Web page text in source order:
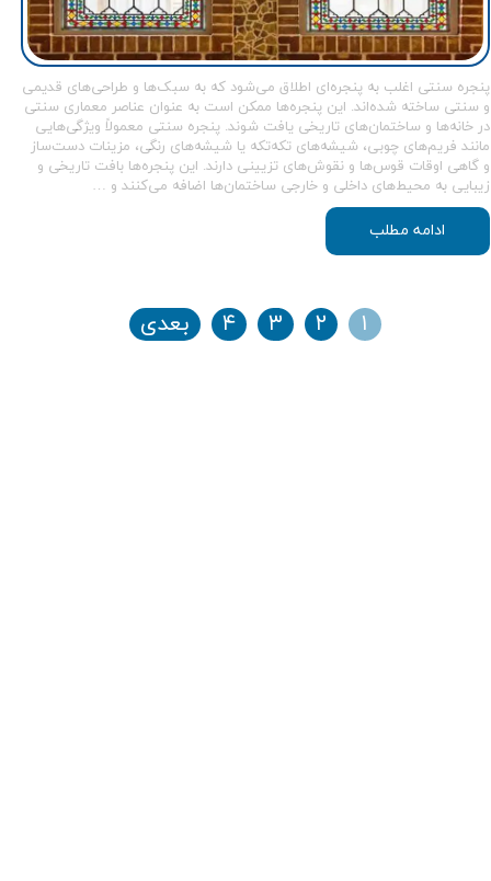
پنجره‌ سنتی اغلب به پنجره‌ای اطلاق می‌شود که به سبک‌ها و طراحی‌های قدیمی
و سنتی ساخته شده‌اند. این پنجره‌ها ممکن است به عنوان عناصر معماری سنتی
در خانه‌ها و ساختمان‌های تاریخی یافت شوند. پنجره‌ سنتی معمولاً ویژگی‌هایی
مانند فریم‌های چوبی، شیشه‌های تکه‌تکه یا شیشه‌های رنگی، مزینات دست‌ساز
و گاهی اوقات قوس‌ها و نقوش‌های تزیینی دارند. این پنجره‌ها بافت تاریخی و
زیبایی به محیط‌های داخلی و خارجی ساختمان‌ها اضافه می‌کنند و …
ادامه مطلب
۱ ۲ ۳ ۴ بعدی